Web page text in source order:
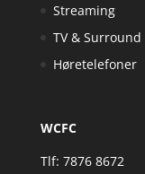
Streaming
TV & Surround
Høretelefoner
WCFC
Tlf: 7876 8672